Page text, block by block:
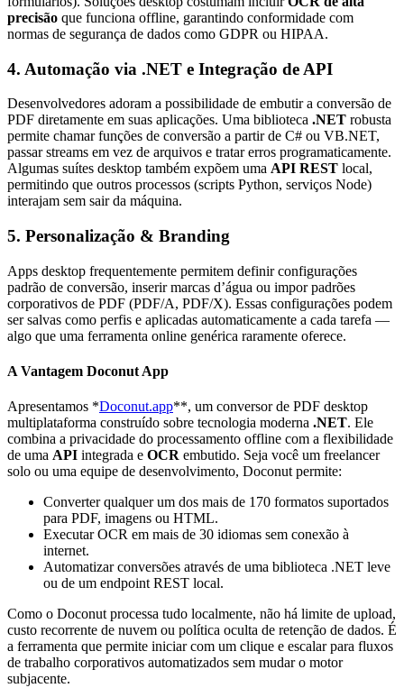
precisão que funciona offline, garantindo conformidade com
normas de segurança de dados como GDPR ou HIPAA.
4. Automação via .NET e Integração de API
Desenvolvedores adoram a possibilidade de embutir a conversão de
PDF diretamente em suas aplicações. Uma biblioteca .NET robusta
permite chamar funções de conversão a partir de C# ou VB.NET,
passar streams em vez de arquivos e tratar erros programaticamente.
Algumas suítes desktop também expõem uma API REST local,
permitindo que outros processos (scripts Python, serviços Node)
interajam sem sair da máquina.
5. Personalização & Branding
Apps desktop frequentemente permitem definir configurações
padrão de conversão, inserir marcas d’água ou impor padrões
corporativos de PDF (PDF/A, PDF/X). Essas configurações podem
ser salvas como perfis e aplicadas automaticamente a cada tarefa —
algo que uma ferramenta online genérica raramente oferece.
A Vantagem Doconut App
Apresentamos *Doconut.app**, um conversor de PDF desktop
multiplataforma construído sobre tecnologia moderna .NET. Ele
combina a privacidade do processamento offline com a flexibilidade
de uma API integrada e OCR embutido. Seja você um freelancer
solo ou uma equipe de desenvolvimento, Doconut permite:
Converter qualquer um dos mais de 170 formatos suportados
para PDF, imagens ou HTML.
Executar OCR em mais de 30 idiomas sem conexão à
internet.
Automatizar conversões através de uma biblioteca .NET leve
ou de um endpoint REST local.
Como o Doconut processa tudo localmente, não há limite de upload,
custo recorrente de nuvem ou política oculta de retenção de dados. É
a ferramenta que permite iniciar com um clique e escalar para fluxos
de trabalho corporativos automatizados sem mudar o motor
subjacente.